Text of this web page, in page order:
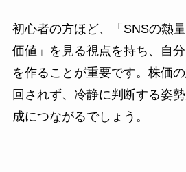
初心者の方ほど、「SNSの熱
価値」を見る視点を持ち、自
を作ることが重要です。株価
回されず、冷静に判断する姿
成につながるでしょう。